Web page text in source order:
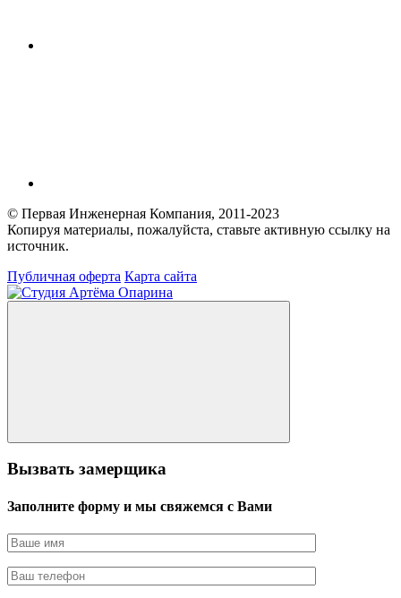
© Первая Инженерная Компания, 2011-2023
Копируя материалы, пожалуйста, ставьте активную ссылку на
источник.
Публичная оферта Карта сайта
Вызвать замерщика
Заполните форму и мы свяжемся с Вами